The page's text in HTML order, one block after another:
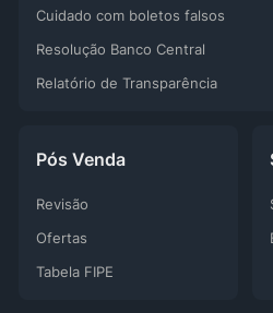
Cuidado com boletos falsos
Resolução Banco Central
Relatório de Transparência
Pós Venda
Revisão
Ofertas
Tabela FIPE